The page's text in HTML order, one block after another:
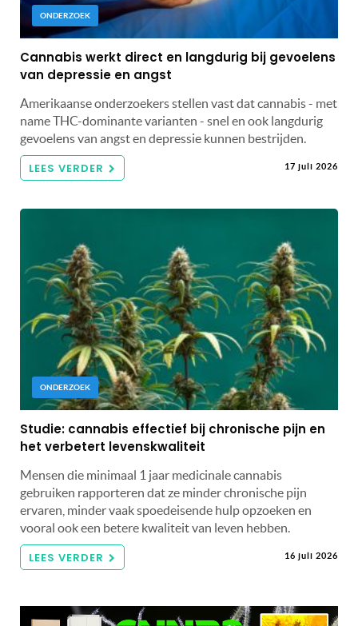
ONDERZOEK
Cannabis werkt direct en langdurig bij gevoelens
van depressie en angst
Amerikaanse onderzoekers stellen vast dat cannabis - met
name THC-dominante varianten - snel en ook langdurig
gevoelens van angst en depressie kunnen bestrijden.
LEES VERDER 17 juli 2026
ONDERZOEK
Studie: cannabis effectief bij chronische pijn en
het verbetert levenskwaliteit
Mensen die minimaal 1 jaar medicinale cannabis
gebruiken rapporteren dat ze minder chronische pijn
ervaren, minder vaak spoedeisende hulp opzoeken en
vooral ook een betere kwaliteit van leven hebben.
LEES VERDER 16 juli 2026